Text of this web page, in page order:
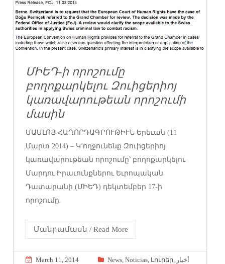
ՄԻԵԴ-ի որոշումը
բողոքարկելու Զուիցերիոյ
կառավարութեան որոշումի
մասին
ՄԱՄԼՈՅ ՀԱՂՈՐԴԱԳՐՈՒԹԻՒՆ Երեւան (11
Մարտ 2014) – Կ՚ողջունենք Զուիցերիոյ
կառավարութեան որոշումը՝ բողոքարկելու
Մարդու Իրաւունքներու Եւրոպական
Դատարանի (ՄԻԵԴ) դեկտեմբեր 17-ի
որոշումը.
Մանրամասն / Read More
March 11, 2014 News, Noticias, Լուրեր,
أخبار